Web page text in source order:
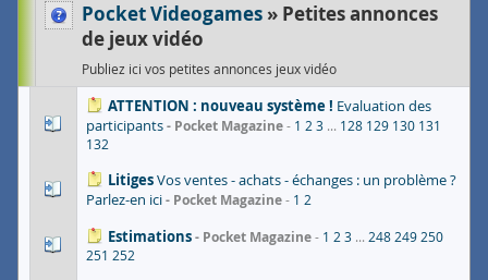
Pocket Videogames
Petites annonces
de jeux vidéo
Publiez ici vos petites annonces jeux vidéo
ATTENTION : nouveau système ! Evaluation des
participants
Pocket Magazine 1 23 ... 128 129 130 131
132
LitigesVos ventes - achats - échanges : un problème ?
Parlez-en ici
Pocket Magazine 1 2
Estimations Pocket Magazine 1 23 ... 248249250
251 252